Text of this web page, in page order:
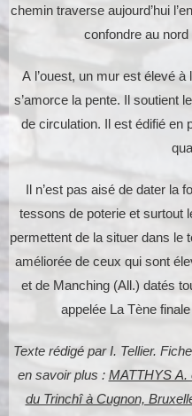
chemin traverse aujourd’hui
confondre au nord
A l’ouest, un mur est élevé à
s’amorce la pente. Il soutient
de circulation. Il est édifié en
Il n’est pas aisé de dater la
tessons de poterie et surtout
permettent de la situer dans le
améliorée de ceux qui sont
et de Manching (All.) datés
appelée La Tène
Texte rédigé par I. Tellier.
en savoir plus : MATTHYS A.
du Trinchî à Cugnon,